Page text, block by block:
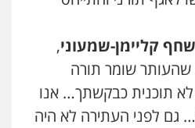
קליימן-שמעוני,
שהעותר שומר תורה
תוכנית כבקשתך… אנו
גם לפני העתירה לא היה